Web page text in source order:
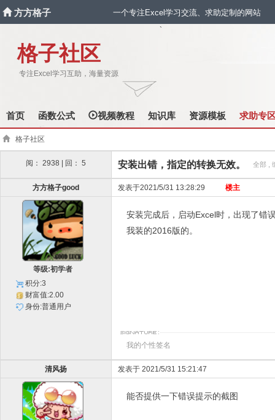
方方格子 一个专注Excel学习交流、求助定制的网站
格子社区
专注Excel学习互助，海量资源
`
首页 函数公式 视频教程 知识库 资源模板 求助专
格子社区
阅： 2938 | 回： 5 安装出错，指定的转换无效。 全部 ,
方方格子good 发表于2021/5/31 13:28:29 楼主
等级:初学者
积分:3
财富值:2.00
身份:普通用户
安装完成后，启动Excel时，出现了错
我装的2016版的。
我的个性签名
清风扬 发表于 2021/5/31 15:21:47
能否提供一下错误提示的截图